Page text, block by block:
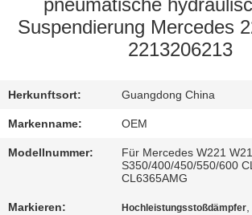
KONTAKTIERE
UNS
NACHRICHTEN
pneumatische
Suspendierung Mercedes
2213206213
Herkunftsort: Guangdong China
Markenname: OEM
Modellnummer:
Für Mercedes W221
S350/400/450/550/600
CL6365AMG
Markieren: Hochleistungsstoßdämpfer